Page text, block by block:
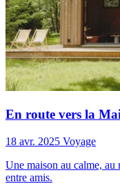
En route vers la
18 avr. 2025 Voyage
Une maison au calme,
entre amis.